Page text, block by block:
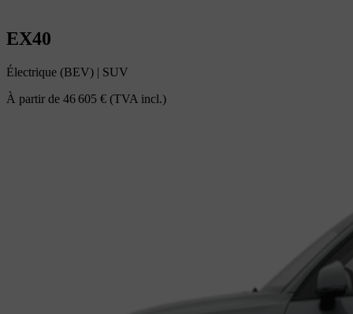
EX40
Électrique (BEV) | SUV
À partir de 46 605 € (TVA incl.)